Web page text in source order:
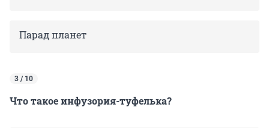
Парад планет
3 / 10
Что такое инфузория-туфелька?